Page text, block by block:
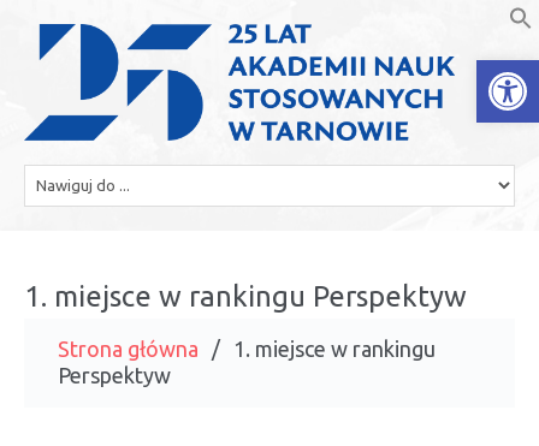
1. miejsce w rankingu Perspektyw
Strona główna
1. miejsce w rankingu
Perspektyw